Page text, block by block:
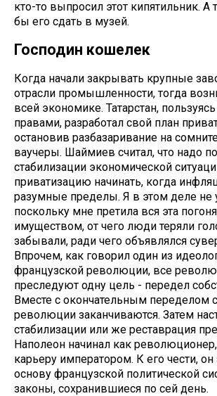
кто-то выпросил этот кипятильник.
бы его сдать в музей.
Господин кошелек
Когда начали закрывать крупные
отрасли промышленности, тогда
всей экономике. Татарстан,
правами, разработал свой план
остановив разбазаривание на
ваучеры. Шаймиев считал, что надо
стабилизации экономической
приватизацию начинать, когда
разумные пределы. Я в этом деле не
поскольку мне претила вся эта
имуществом, от чего люди теряли
забывали, ради чего объявлялся
Впрочем, как говорил один из
французской революции, все
преследуют одну цель - передел
Вместе с окончательным переделом
революции заканчиваются. Затем
стабилизации или же реставрация
Наполеон начинал как
карьеру императором. К его чести,
основу французской политической
законы, сохранившиеся по сей день.